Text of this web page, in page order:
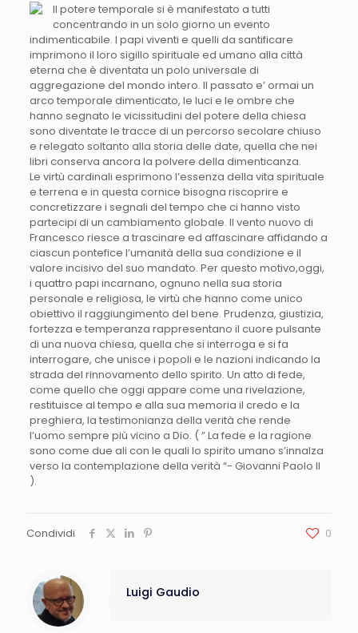
Il potere temporale si è manifestato a tutti
concentrando in un solo giorno un evento
indimenticabile. I papi viventi e quelli da santificare
imprimono il loro sigillo spirituale ed umano alla città
eterna che è diventata un polo universale di
aggregazione del mondo intero. Il passato e’ ormai un
arco temporale dimenticato, le luci e le ombre che
hanno segnato le vicissitudini del potere della chiesa
sono diventate le tracce di un percorso secolare chiuso
e relegato soltanto alla storia delle date, quella che nei
libri conserva ancora la polvere della dimenticanza.
Le virtù cardinali esprimono l’essenza della vita spirituale
e terrena e in questa cornice bisogna riscoprire e
concretizzare i segnali del tempo che ci hanno visto
partecipi di un cambiamento globale. Il vento nuovo di
Francesco riesce a trascinare ed affascinare affidando a
ciascun pontefice l’umanità della sua condizione e il
valore incisivo del suo mandato. Per questo motivo,oggi,
i quattro papi incarnano, ognuno nella sua storia
personale e religiosa, le virtù che hanno come unico
obiettivo il raggiungimento del bene. Prudenza, giustizia,
fortezza e temperanza rappresentano il cuore pulsante
di una nuova chiesa, quella che si interroga e si fa
interrogare, che unisce i popoli e le nazioni indicando la
strada del rinnovamento dello spirito. Un atto di fede,
come quello che oggi appare come una rivelazione,
restituisce al tempo e alla sua memoria il credo e la
preghiera, la testimonianza della verità che rende
l’uomo sempre più vicino a Dio. ( ” La fede e la ragione
sono come due ali con le quali lo spirito umano s’innalza
verso la contemplazione della verità “- Giovanni Paolo II
).
Condividi 0
Luigi Gaudio